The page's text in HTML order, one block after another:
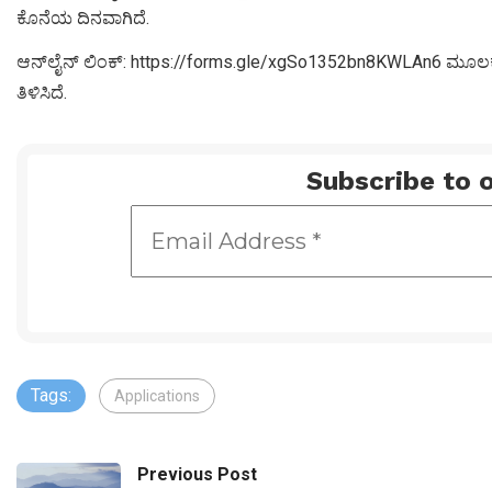
ಕೊನೆಯ ದಿನವಾಗಿದೆ.
ಆನ್‍ಲೈನ್ ಲಿಂಕ್: https://forms.gle/xgSo1352bn8KWLAn6
ತಿಳಿಸಿದೆ.
Subscribe to
Tags: Applications
Previous Post